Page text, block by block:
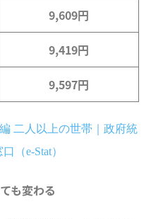
9,609円
9,419円
9,597円
二人以上の世帯｜政府統
（e-Stat）
も変わる